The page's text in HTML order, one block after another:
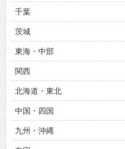
千葉
茨城
東海・中部
関西
北海道・東北
中国・四国
九州・沖縄